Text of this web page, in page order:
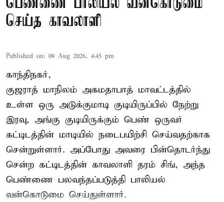
பெண்ணை பாலியல் வன்கொடுமை
செய்த காவலாளி
Published on: 09 Aug 2026, 4:45 pm
காந்திநகர்,
குஜராத் மாநிலம் அகமதாபாத் மாவட்டத்தில்
உள்ள ஒரு அடுக்குமாடி குடியிருப்பில் நேற்று
இரவு, அங்கு குடியிருக்கும் பெண் ஒருவர்
கட்டிடத்தின் மாடியில் நடைபயிற்சி செய்வதற்காக
சென்றுள்ளார். அப்போது அவரை பின்தொடர்ந்து
சென்ற கட்டிடத்தின் காவலாளி தரம் சிங், அந்த
பெண்ணை பலவந்தப்படுத்தி பாலியல்
வன்கொடுமை செய்துள்ளார்.